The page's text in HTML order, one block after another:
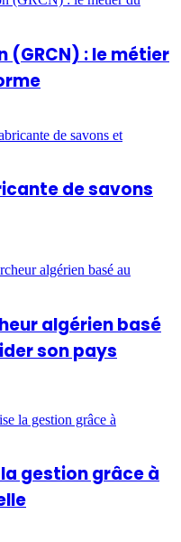
: le métier
de savons
algérien basé
son pays
gestion grâce à